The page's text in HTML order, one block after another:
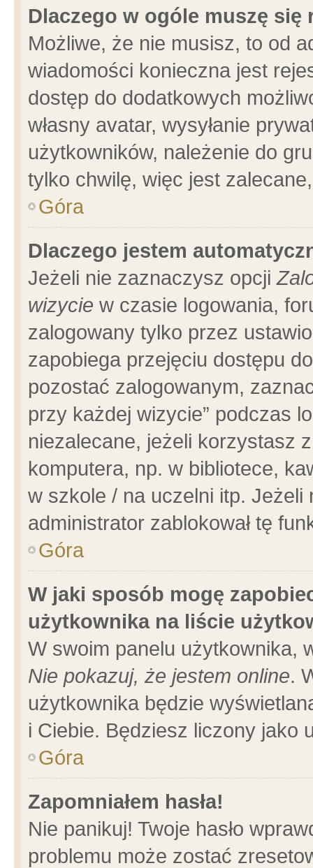
Dlaczego w ogóle muszę się
Możliwe, że nie musisz, to od
wiadomości konieczna jest
dostęp do dodatkowych
własny avatar, wysyłanie
użytkowników, należenie do
tylko chwilę, więc jest
Góra
Dlaczego jestem
Jeżeli nie zaznaczysz opcji
wizycie w czasie logowania,
zalogowany tylko przez
zapobiega przejęciu dostępu
pozostać zalogowanym,
przy każdej wizycie” podczas
niezalecane, jeżeli korzystasz
komputera, np. w bibliotece,
w szkole / na uczelni itp.
administrator zablokował tę
Góra
W jaki sposób mogę
użytkownika na liście
W swoim panelu użytkownika,
Nie pokazuj, że jestem online.
użytkownika będzie
i Ciebie. Będziesz liczony jako
Góra
Zapomniałem hasła!
Nie panikuj! Twoje hasło
problemu może zostać